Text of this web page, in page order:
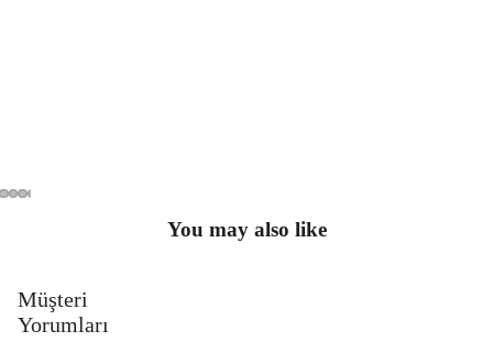
You may also like
Müşteri
Yorumları